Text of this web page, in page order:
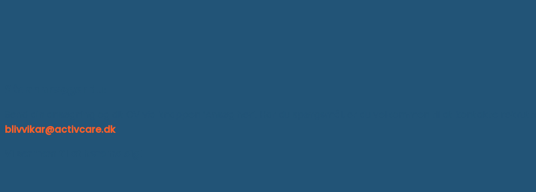
blivvikar@activcare.dk